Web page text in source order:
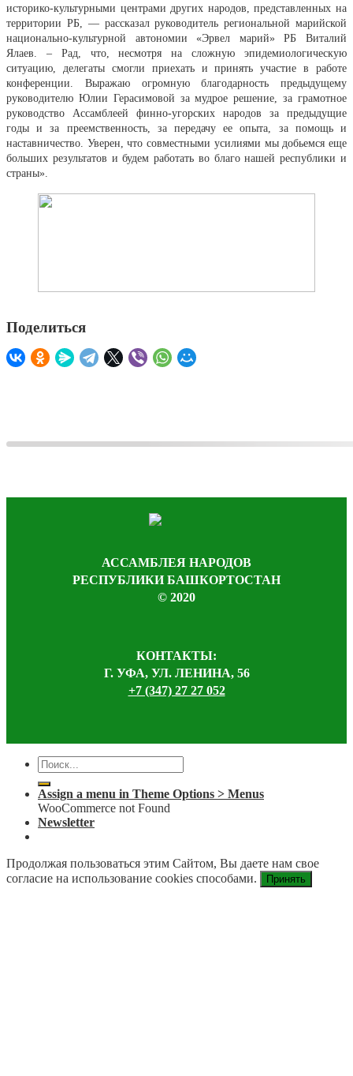
историко-культурными центрами других народов, представленных на
территории РБ, — рассказал руководитель региональной марийской
национально-культурной автономии «Эрвел марий» РБ Виталий
Ялаев. – Рад, что, несмотря на сложную эпидемиологическую
ситуацию, делегаты смогли приехать и принять участие в работе
конференции. Выражаю огромную благодарность предыдущему
руководителю Юлии Герасимовой за мудрое решение, за грамотное
руководство Ассамблеей финно-угорских народов за предыдущие
годы и за преемственность, за передачу ее опыта, за помощь и
наставничество. Уверен, что совместными усилиями мы добьемся еще
больших результатов и будем работать во благо нашей республики и
страны».
Поделиться
АССАМБЛЕЯ НАРОДОВ
РЕСПУБЛИКИ БАШКОРТОСТАН
© 2020
КОНТАКТЫ:
Г. УФА, УЛ. ЛЕНИНА, 56
+7 (347) 27 27 052
Assign a menu in Theme Options > Menus
WooCommerce not Found
Newsletter
Продолжая пользоваться этим Сайтом, Вы даете нам свое
согласие на использование cookies способами.
Принять